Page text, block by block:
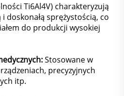
Ti6Al4V) charakteryzują
doskonałą sprężystością, co
do produkcji wysokiej
Stosowane w
precyzyjnych
itp.